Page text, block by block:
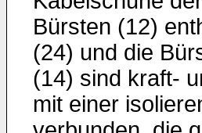
Bürsten (12)
(24) und die
(14) sind kraft-
mit einer